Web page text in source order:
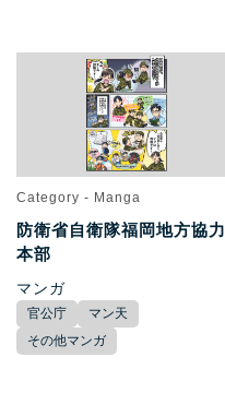
Category - Manga
防衛省自衛隊福岡地方協力
本部
マンガ
官公庁
マン天
その他マンガ